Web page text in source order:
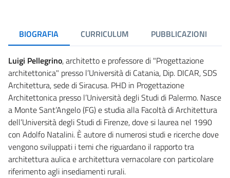
BIOGRAFIA CURRICULUM PUBBLICAZIONI
Luigi Pellegrino, architetto e professore di "Progettazione
architettonica" presso l’Università di Catania, Dip. DICAR, SDS
Architettura, sede di Siracusa. PHD in Progettazione
Architettonica presso l’Università degli Studi di Palermo. Nasce
a Monte Sant’Angelo (FG) e studia alla Facoltà di Architettura
dell’Università degli Studi di Firenze, dove si laurea nel 1990
con Adolfo Natalini. È autore di numerosi studi e ricerche dove
vengono sviluppati i temi che riguardano il rapporto tra
architettura aulica e architettura vernacolare con particolare
riferimento agli insediamenti rurali.